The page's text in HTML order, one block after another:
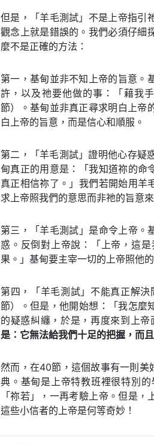
但是，「羊毛測試」不是上帝指引
觀念上就是錯誤的。我們必須仔細
麼不是正確的方法：
第一，基甸並非不知上帝的旨意。
許，以及祂要他做的事：「藉我
節）。基甸並非真正尋求明白上帝
白上帝的旨意，而是信心和順服。
第二，「羊毛測試」證明他心存疑
甸真正的用意是：「我知道祢的命
真正相信祢了。」我們若開始用羊
求上帝照我們的意思而非祂的旨意
第三，「羊毛測試」是命令上帝。
惑。反倒對上帝說：「上帝，這
果。」基甸要主宰一切的上帝照他
第四，「羊毛測試」不能真正解
節）。但是，他開始想：「我怎麼
的疑惑糾纏，於是，再度來到上
是：它無法給我們十足的把握，而
然而，在40節，這個故事有一則美
典。基甸是上帝特教班裡很特別
「祢若」，一再考驗上帝。但是
這些小信者的上帝是何等奇妙！